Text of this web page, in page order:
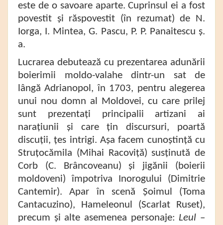
este de o savoare aparte. Cuprinsul ei a fost
povestit și răspovestit (în rezumat) de N.
Iorga, I. Mintea, G. Pascu, P. P. Panaitescu ș.
a.
Lucrarea debutează cu prezentarea adunării
boierimii moldo-valahe dintr-un sat de
lângă Adrianopol, în 1703, pentru alegerea
unui nou domn al Moldovei, cu care prilej
sunt prezentați principalii artizani ai
narațiunii și care țin discursuri, poartă
discuții, țes intrigi. Așa facem cunoștință cu
Struțocămila (Mihai Racoviță) susținută de
Corb (C. Brâncoveanu) și jigănii (boierii
moldoveni) împotriva Inorogului (Dimitrie
Cantemir). Apar în scenă Șoimul (Toma
Cantacuzino), Hameleonul (Scarlat Ruset),
precum și alte asemenea personaje: Leul –